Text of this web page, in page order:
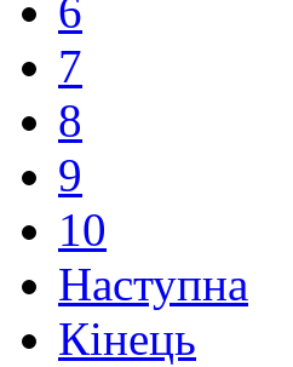
6
7
8
9
10
Наступна
Кінець